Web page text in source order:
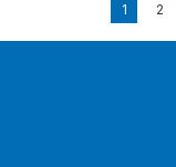
1 2